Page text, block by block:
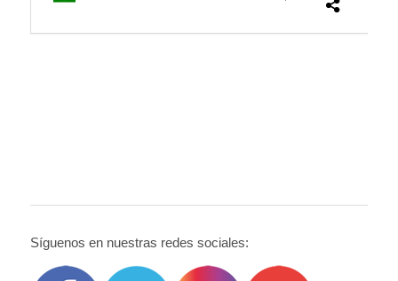
Síguenos en nuestras redes sociales: